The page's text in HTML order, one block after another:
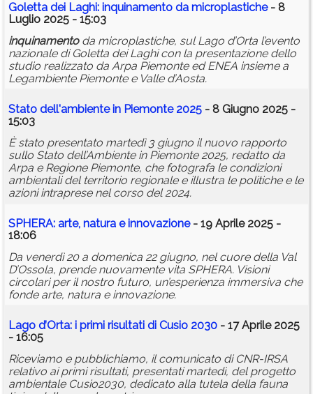
Goletta dei Laghi: inquinamento da microplastiche- 8
Luglio 2025 - 15:03
inquinamentoda microplastiche, sul Lago d’Orta l’evento
nazionale di Goletta dei Laghi con la presentazione dello
studio realizzato da Arpa Piemonte ed ENEA insieme a
Legambiente Piemonte e Valle d’Aosta.
Stato dell'ambiente in Piemonte 2025 - 8 Giugno 2025 -
15:03
È stato presentato martedì 3 giugno il nuovo rapporto
sullo Stato dell’Ambiente in Piemonte 2025, redatto da
Arpa e Regione Piemonte, che fotografa le condizioni
ambientali del territorio regionale e illustra le politiche e le
azioni intraprese nel corso del 2024.
SPHERA: arte, natura e innovazione- 19 Aprile 2025 -
18:06
Da venerdì 20 a domenica 22 giugno, nel cuore della Val
D’Ossola, prende nuovamente vita SPHERA. Visioni
circolari per il nostro futuro, un’esperienza immersiva che
fonde arte, natura e innovazione.
Lago d’Orta: i primi risultati di Cusio 2030 - 17 Aprile 2025
- 16:05
Riceviamo e pubblichiamo, il comunicato di CNR-IRSA
relativo ai primi risultati, presentati martedì, del progetto
ambientale Cusio2030, dedicato alla tutela della fauna